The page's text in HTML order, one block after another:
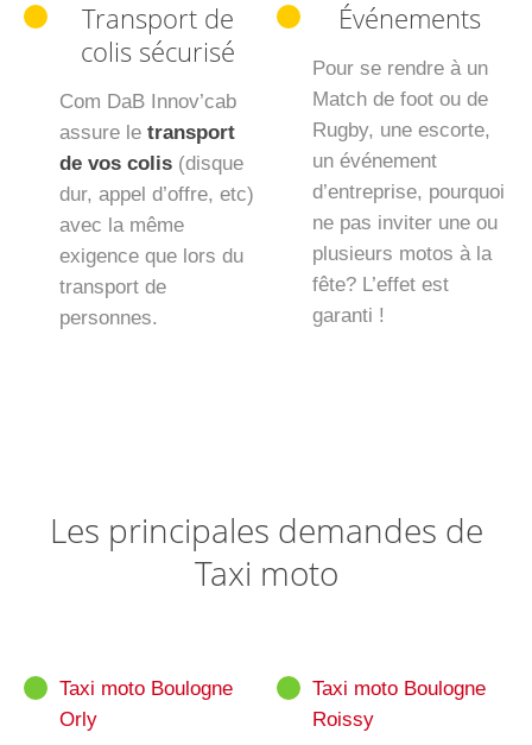
Transport de
colis sécurisé
Com DaB Innov’cab
assure le transport
de vos colis (disque
dur, appel d’offre, etc)
avec la même
exigence que lors du
transport de
personnes.
Événements
Pour se rendre à un
Match de foot ou de
Rugby, une escorte,
un événement
d’entreprise, pourquoi
ne pas inviter une ou
plusieurs motos à la
fête? L’effet est
garanti !
Les principales demandes de
Taxi moto
Taxi moto Boulogne
Orly
Taxi moto Boulogne
Roissy